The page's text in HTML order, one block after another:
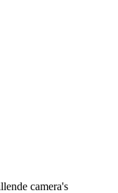
camera's